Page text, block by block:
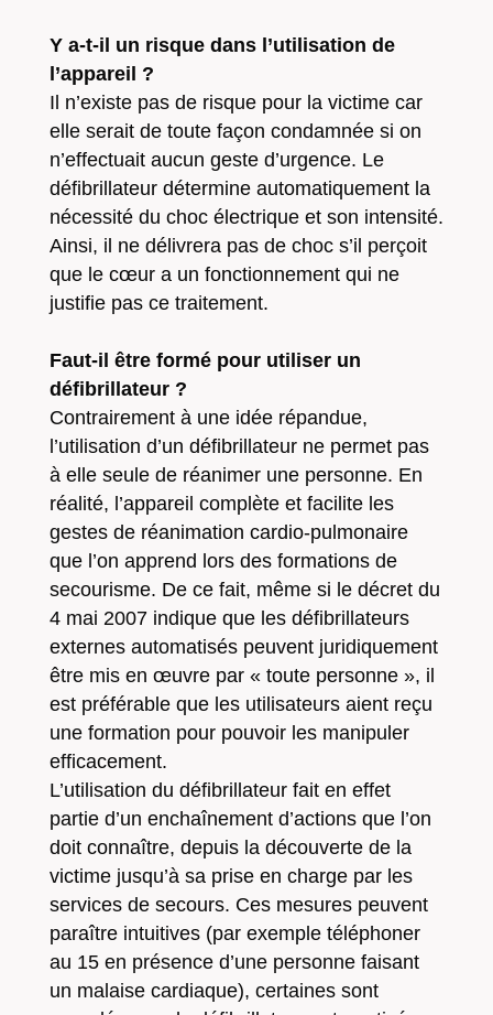
Y a-t-il un risque dans l’utilisation de
l’appareil ?
Il n’existe pas de risque pour la victime car
elle serait de toute façon condamnée si on
n’effectuait aucun geste d’urgence. Le
défibrillateur détermine automatiquement la
nécessité du choc électrique et son intensité.
Ainsi, il ne délivrera pas de choc s’il perçoit
que le cœur a un fonctionnement qui ne
justifie pas ce traitement.
Faut-il être formé pour utiliser un
défibrillateur ?
Contrairement à une idée répandue,
l’utilisation d’un défibrillateur ne permet pas
à elle seule de réanimer une personne. En
réalité, l’appareil complète et facilite les
gestes de réanimation cardio-pulmonaire
que l’on apprend lors des formations de
secourisme. De ce fait, même si le décret du
4 mai 2007 indique que les défibrillateurs
externes automatisés peuvent juridiquement
être mis en œuvre par « toute personne », il
est préférable que les utilisateurs aient reçu
une formation pour pouvoir les manipuler
efficacement.
L’utilisation du défibrillateur fait en effet
partie d’un enchaînement d’actions que l’on
doit connaître, depuis la découverte de la
victime jusqu’à sa prise en charge par les
services de secours. Ces mesures peuvent
paraître intuitives (par exemple téléphoner
au 15 en présence d’une personne faisant
un malaise cardiaque), certaines sont